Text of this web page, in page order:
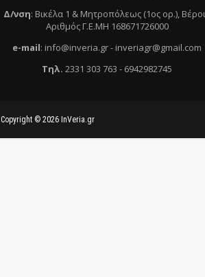
Δ/νση: Βικέλα 1 & Μητροπόλεως (1ος ορ.),
Αριθμός Γ.Ε.ΜΗ 168671726000
e-mail: info@inveria.gr- inveriagr@gmail.com
Τηλ. 2331 303 763 - 6942982745
Copyright © 2026 InVeria.gr